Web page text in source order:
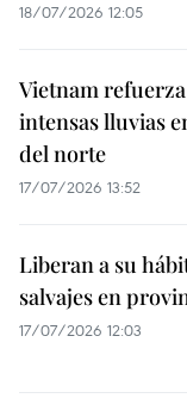
18/07/2026 12:05
Vietnam
intensas lluvias
del norte
17/07/2026 13:52
Liberan a su
salvajes en
17/07/2026 12:03